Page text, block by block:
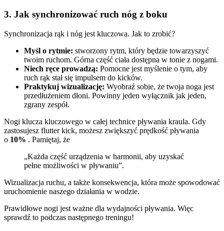
3. Jak synchronizować ruch nóg z boku
Synchronizacja rąk i nóg jest kluczowa. Jak to zrobić?
Myśl o rytmie: stworzony rytm, który będzie towarzyszyć
twoim ruchom. Górna część ciała dostępna w tonie z nogami.
Niech ręce prowadzą: Pomocne jest myślenie o tym, aby
ruch rąk stał się impulsem do kicków.
Praktykuj wizualizację: Wyobraź sobie, że twoja noga jest
przedłużeniem dłoni. Powinny jeden wyłącznik jak jeden,
zgrany zespół.
Nogi klucza kluczowego w całej technice pływania kraula. Gdy
zastosujesz flutter kick, możesz zwiększyć prędkość pływania
o 10% . Pamiętaj, że
„Każda część urządzenia w harmonii, aby uzyskać
pełne możliwości w pływaniu”.
Wizualizacja ruchu, a także konsekwencja, która może spowodować
uruchomienie naszego działania w wodzie.
Prawidłowe nogi jest ważne dla wydajności pływania. Więc
sprawdź to podczas następnego treningu!